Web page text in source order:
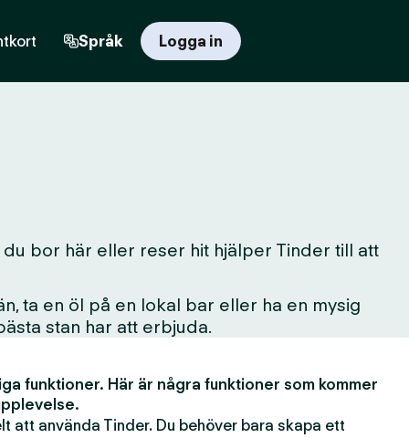
Språk Logga in
bor här eller reser hit hjälper Tinder till att
ta en öl på en lokal bar eller ha en mysig
stan har att erbjuda.
funktioner. Här är några funktioner som kommer
att använda Tinder. Du behöver bara skapa ett